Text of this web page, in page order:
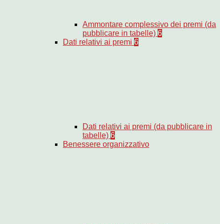
Ammontare complessivo dei premi (da
pubblicare in tabelle) 6
Dati relativi ai premi 6
Dati relativi ai premi (da pubblicare in
tabelle) 6
Benessere organizzativo